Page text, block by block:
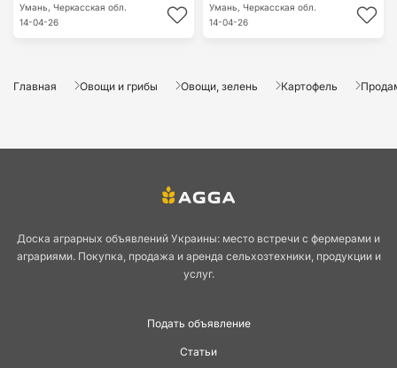
Умань, Черкасская обл.
14-04-26
Умань, Черкасская обл.
14-04-26
Главная Овощи и грибы Овощи, зелень Картофель
Доска аграрных объявлений Украины: место встречи с фермерами и
аграриями. Покупка, продажа и аренда сельхозтехники, продукции и
услуг.
Подать объявление
Статьи